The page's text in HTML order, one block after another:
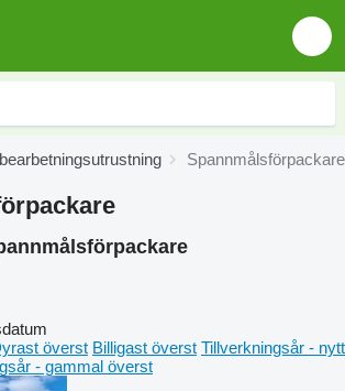
Spannmålsförpackare
överst Billigast överst Tillverkningsår - nytt
- gammal överst